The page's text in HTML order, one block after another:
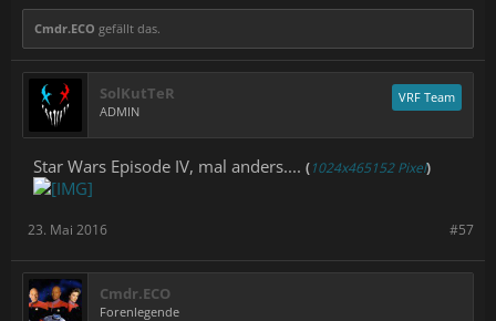
Cmdr.ECO gefällt das.
SolKutTeR
ADMIN
VRF Team
Star Wars Episode IV, mal anders.... (1024x465152 Pixel)
#57
23. Mai 2016
Cmdr.ECO
Forenlegende